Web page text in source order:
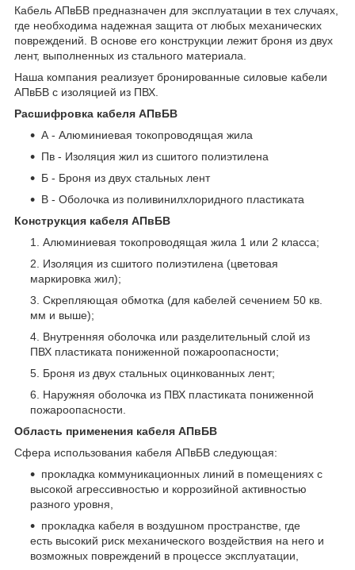
Кабель АПвБВ предназначен для эксплуатации в тех случаях,
где необходима надежная защита от любых механических
повреждений. В основе его конструкции лежит броня из двух
лент, выполненных из стального материала.
Наша компания реализует бронированные силовые кабели
АПвБВ с изоляцией из ПВХ.
Расшифровка кабеля АПвБВ
А - Алюминиевая токопроводящая жила
Пв - Изоляция жил из сшитого полиэтилена
Б - Броня из двух стальных лент
В - Оболочка из поливинилхлоридного пластиката
Конструкция кабеля АПвБВ
Алюминиевая токопроводящая жила 1 или 2 класса;
Изоляция из сшитого полиэтилена (цветовая
маркировка жил);
Скрепляющая обмотка (для кабелей сечением 50 кв.
мм и выше);
Внутренняя оболочка или разделительный слой из
ПВХ пластиката пониженной пожароопасности;
Броня из двух стальных оцинкованных лент;
Наружняя оболочка из ПВХ пластиката пониженной
пожароопасности.
Область применения кабеля АПвБВ
Сфера использования кабеля АПвБВ следующая:
прокладка коммуникационных линий в помещениях с
высокой агрессивностью и коррозийной активностью
разного уровня,
прокладка кабеля в воздушном пространстве, где
есть высокий риск механического воздействия на него и
возможных повреждений в процессе эксплуатации,